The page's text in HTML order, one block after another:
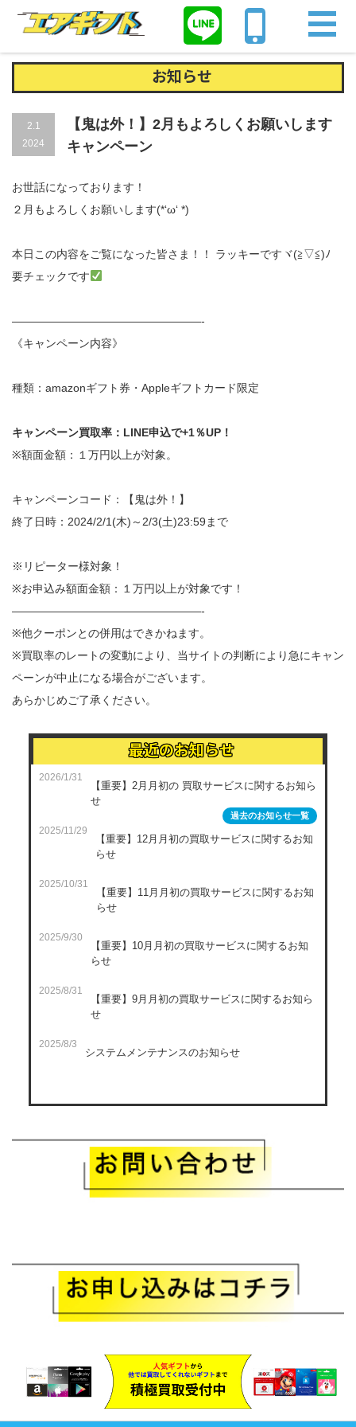
Home お知らせ
【鬼は外！】2月もよろしくお願いしますキャンペー
お知らせ
2.1
2024
【鬼は外！】2月もよろしくお願いします
キャンペーン
お世話になっております！
２月もよろしくお願いします(*‘ω‘ *)
本日この内容をご覧になった皆さま！！ ラッキーですヾ(≧▽≦)ﾉ
要チェックです
—————————————————-
《キャンペーン内容》
種類：amazonギフト券・Appleギフトカード限定
キャンペーン買取率：LINE申込で+1％UP！
※額面金額：１万円以上が対象。
キャンペーンコード：【鬼は外！】
終了日時：2024/2/1(木)～2/3(土)23:59まで
※リピーター様対象！
※お申込み額面金額：１万円以上が対象です！
—————————————————-
※他クーポンとの併用はできかねます。
※買取率のレートの変動により、当サイトの判断により急にキャン
ペーンが中止になる場合がございます。
あらかじめご了承ください。
最近のお知らせ
2026/1/31
【重要】2月月初の 買取サービスに関するお知ら
せ
2025/11/29
【重要】12月月初の買取サービスに関するお知
らせ
2025/10/31
【重要】11月月初の買取サービスに関するお知
らせ
2025/9/30
【重要】10月月初の買取サービスに関するお知
らせ
2025/8/31
【重要】9月月初の買取サービスに関するお知ら
せ
2025/8/3
システムメンテナンスのお知らせ
過去のお知らせ一覧